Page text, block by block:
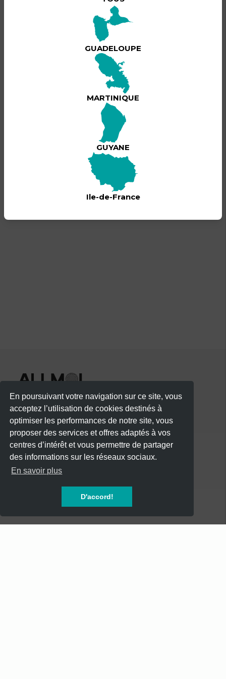
En poursuivant votre navigation sur ce site, vous
acceptez l’utilisation de cookies destinés à
optimiser les performances de notre site, vous
proposer des services et offres adaptés à vos
centres d’intérêt et vous permettre de partager
des informations sur les réseaux sociaux.
En savoir plus
D'accord!
BILLETTERIE
Cet événement est passé !
CATÉGORIES
GUADELOUPE
MARTINIQUE
GUYANE
Ile-de-France